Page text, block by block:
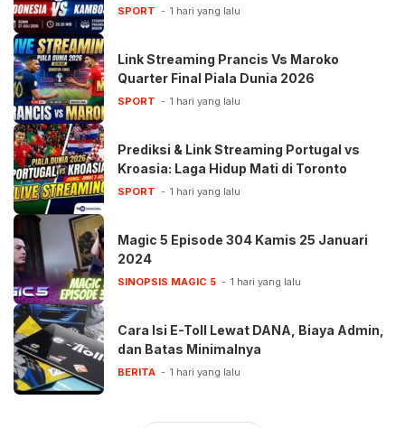
SPORT 1 hari yang lalu
Link Streaming Prancis Vs Maroko
Quarter Final Piala Dunia 2026
SPORT 1 hari yang lalu
Prediksi & Link Streaming Portugal vs
Kroasia: Laga Hidup Mati di Toronto
SPORT 1 hari yang lalu
Magic 5 Episode 304 Kamis 25 Januari
2024
SINOPSIS MAGIC 5 1 hari yang lalu
Cara Isi E-Toll Lewat DANA, Biaya Admin,
dan Batas Minimalnya
BERITA 1 hari yang lalu